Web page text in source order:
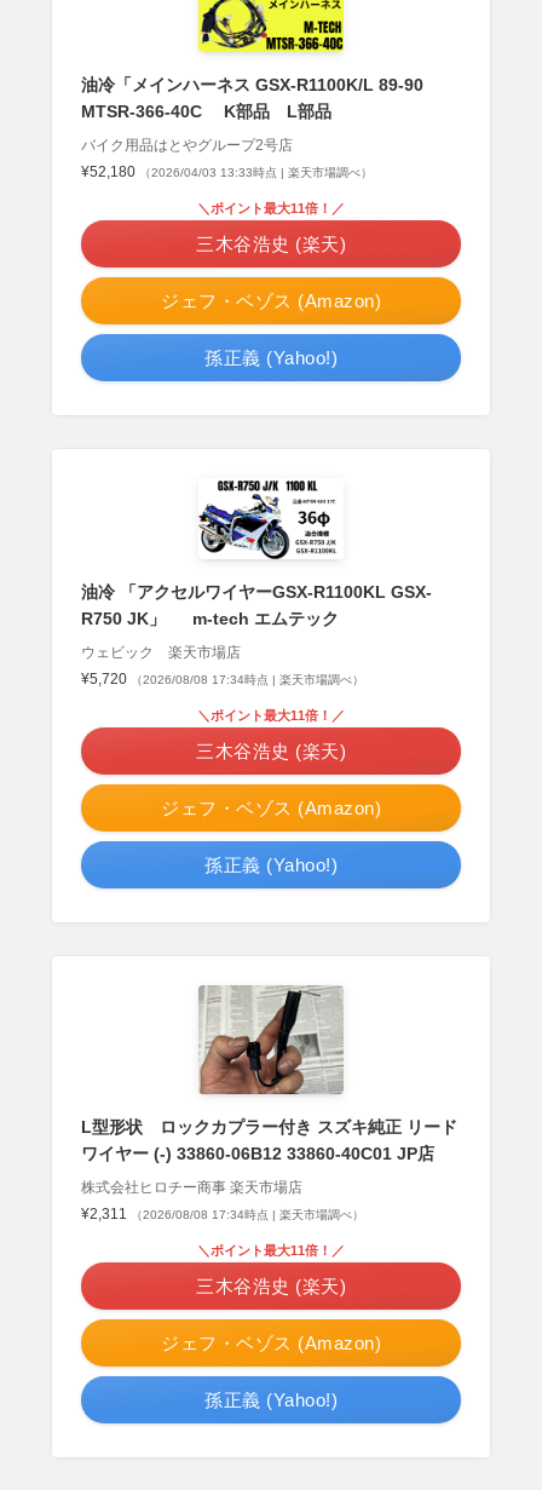
油冷「メインハーネス GSX-R1100K/L 89-90
MTSR-366-40C K部品 L部品
バイク用品はとやグループ2号店
¥52,180
（2026/04/03 13:33時点 | 楽天市場調べ）
ジェフ・ベゾス (Amazon)
＼ポイント最大11倍！／
三木谷浩史 (楽天)
孫正義 (Yahoo!)
油冷 「アクセルワイヤーGSX-R1100KL GSX-
R750 JK」 m-tech エムテック
ウェビック 楽天市場店
¥5,720
（2026/08/08 17:34時点 | 楽天市場調べ）
ジェフ・ベゾス (Amazon)
＼ポイント最大11倍！／
三木谷浩史 (楽天)
孫正義 (Yahoo!)
L型形状 ロックカプラー付き スズキ純正 リード
ワイヤー (-) 33860-06B12 33860-40C01 JP店
株式会社ヒロチー商事 楽天市場店
¥2,311
（2026/08/08 17:34時点 | 楽天市場調べ）
ジェフ・ベゾス (Amazon)
＼ポイント最大11倍！／
三木谷浩史 (楽天)
孫正義 (Yahoo!)